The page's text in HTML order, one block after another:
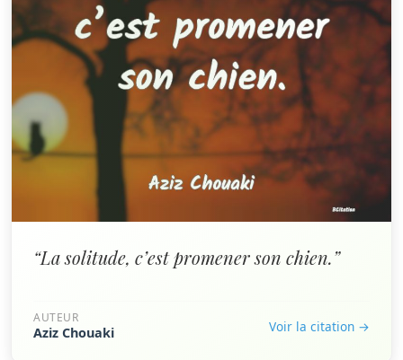
“La solitude, c’est promener son chien.”
AUTEUR
Aziz Chouaki Voir la citation →